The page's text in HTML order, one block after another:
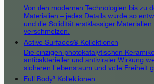
Von den modernen Technologien bis zu
Materialien – jedes Details wurde so
und die Solidität erstklassiger Materialien
verschmelzen.
Active Surfaces® Kollektionen
Die einzigen photokatalytischen
antibakterieller und antiviraler Wirkung
sicheren Lebensraum und volle Freiheit
Full Body³ Kollektionen